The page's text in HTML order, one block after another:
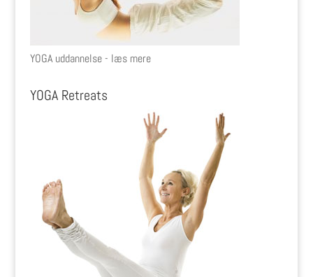
YOGA uddannelse - læs mere
YOGA Retreats